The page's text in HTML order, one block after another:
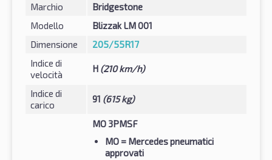
Marchio
Bridgestone
Modello
Blizzak LM 001
Dimensione
205/55R17
Indice di
velocità
H (210 km/h)
Indice di
carico
91 (615 kg)
MO 3PMSF
MO = Mercedes pneumatici
approvati